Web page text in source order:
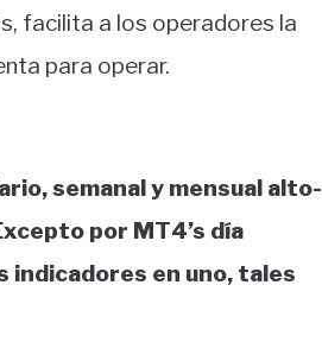
facilita a los operadores la
para operar.
semanal y mensual alto-
por MT4’s día
en uno, tales